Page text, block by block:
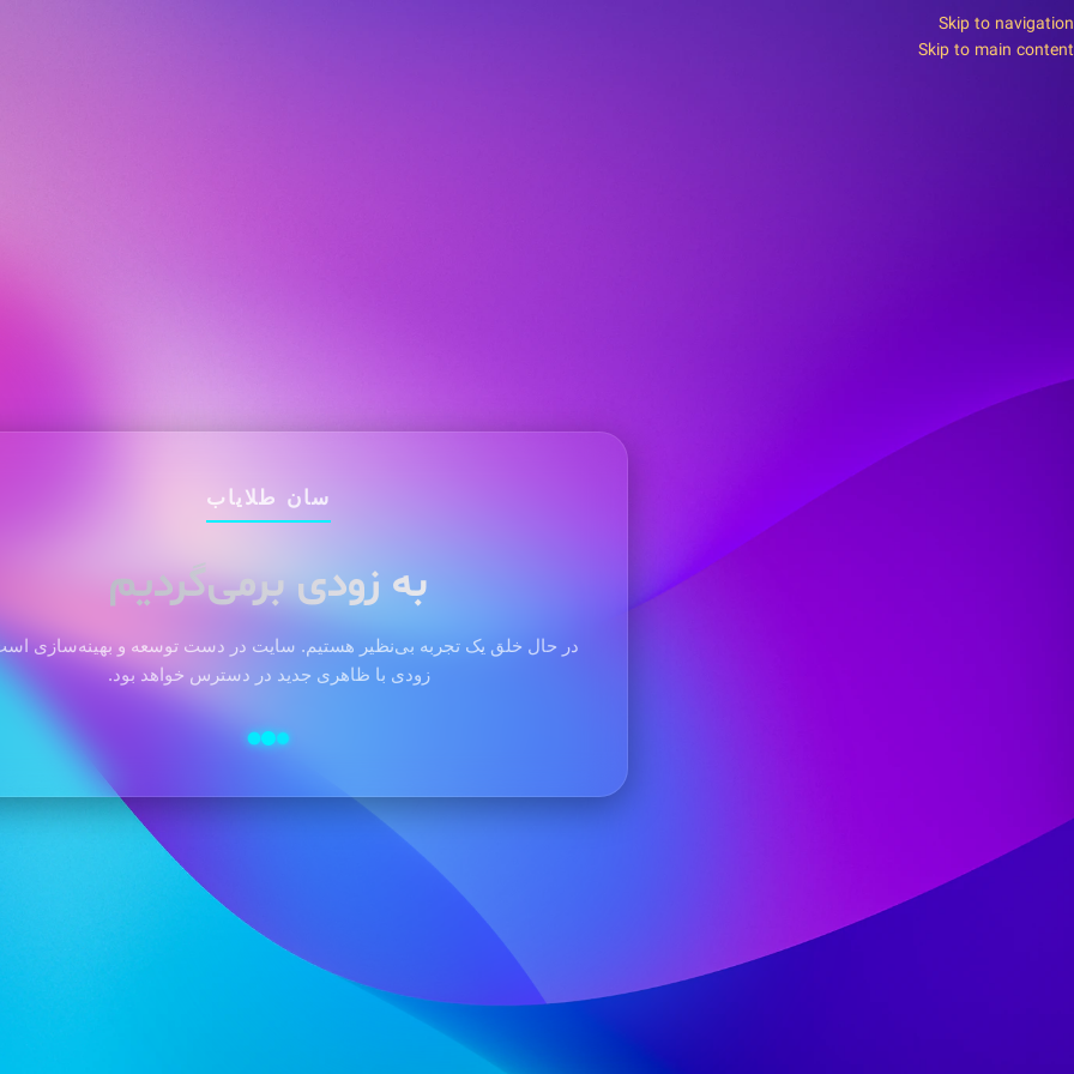
Skip to navigation
Skip to main content
سان طلایاب
به زودی برمی‌گردیم
در حال خلق یک تجربه بی‌نظیر هستیم. سایت در دست توسعه و بهینه‌سازی
زودی با ظاهری جدید در دسترس خواهد بود.